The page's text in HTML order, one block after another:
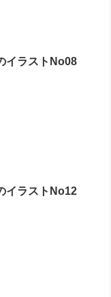
イラストNo08
イラストNo12